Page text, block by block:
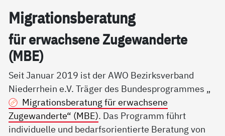
Mi­g­ra­ti­ons­be­ra­tung
für er­wach­se­ne Zu­ge­wan­der­te
(MBE)
Seit Januar 2019 ist der AWO Bezirksverband
Niederrhein e.V. Träger des Bundesprogrammes „
Migrationsberatung für erwachsene
Zugewanderte“ (MBE). Das Programm führt
individuelle und bedarfsorientierte Beratung von